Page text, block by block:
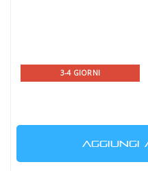
3-4 GIORNI
AGGIUNGI